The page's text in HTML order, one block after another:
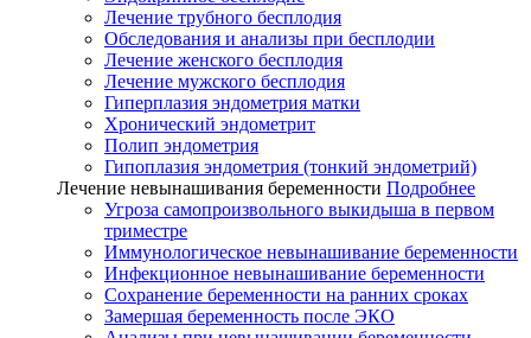
Лечение трубного бесплодия
Обследования и анализы при бесплодии
Лечение женского бесплодия
Лечение мужского бесплодия
Гиперплазия эндометрия матки
Хронический эндометрит
Полип эндометрия
Гипоплазия эндометрия (тонкий эндометрий)
Лечение невынашивания беременности Подробнее
Угроза самопроизвольного выкидыша в первом
триместре
Иммунологическое невынашивание беременности
Инфекционное невынашивание беременности
Сохранение беременности на ранних сроках
Замершая беременность после ЭКО